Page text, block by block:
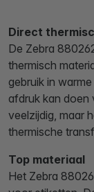
Direct
De Zebra
thermisch
gebruik in
afdruk kan doen
veelzijdig, maar
thermische
Top materiaal
Het Zebra